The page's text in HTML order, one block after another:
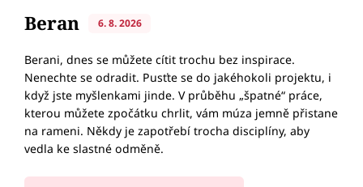
Beran 6. 8. 2026
Berani, dnes se můžete cítit trochu bez inspirace.
Nenechte se odradit. Pusťte se do jakéhokoli projektu, i
když jste myšlenkami jinde. V průběhu „špatné“ práce,
kterou můžete zpočátku chrlit, vám múza jemně přistane
na rameni. Někdy je zapotřebí trocha disciplíny, aby
vedla ke slastné odměně.